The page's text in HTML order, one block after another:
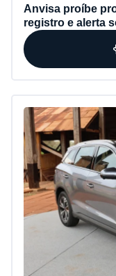
Anvisa proíbe
registro e alerta